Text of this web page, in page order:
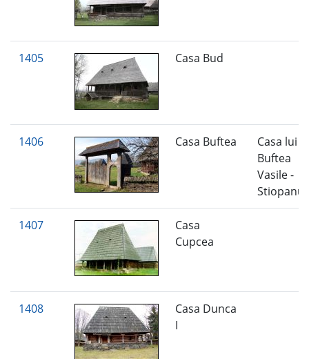
1405 Casa Bud
1406 Casa Buftea
Casa lui
Buftea
Vasile -
Stiopanu
1407
Casa
Cupcea
1408
Casa Dunca
I